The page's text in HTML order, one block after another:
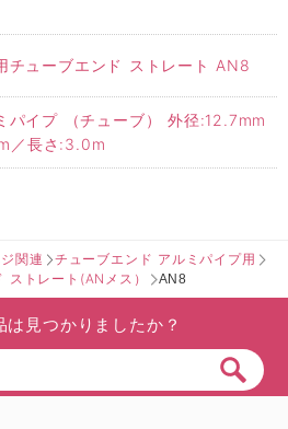
チューブエンド ストレート AN8
パイプ （チューブ） 外径:12.7mm
／長さ:3.0m
関連
チューブエンド アルミパイプ用
ストレート(ANメス）
AN8
は見つかりましたか？